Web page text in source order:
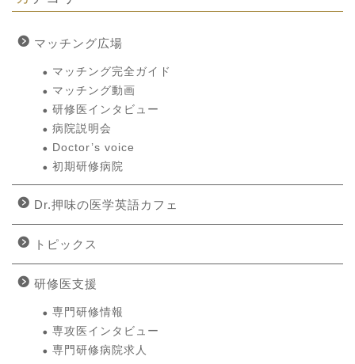
マッチング広場
マッチング完全ガイド
マッチング動画
研修医インタビュー
病院説明会
Doctor’s voice
初期研修病院
Dr.押味の医学英語カフェ
トピックス
研修医支援
専門研修情報
専攻医インタビュー
専門研修病院求人